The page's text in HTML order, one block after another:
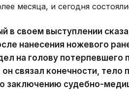
месяца, и сегодня
в своем выступлении
нанесения ножевого
на голову потерпевшего
связал конечности, тело
заключению судебно-